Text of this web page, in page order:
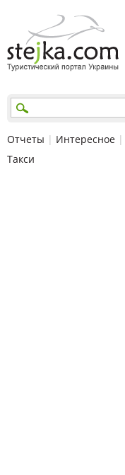
Отчеты | Интересное |
Такси